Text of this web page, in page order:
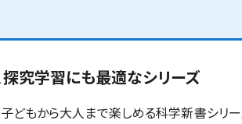
究学習にも最適なシリーズ
子どもから大人まで楽しめる科学新書シリ